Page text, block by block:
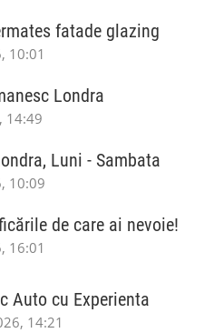
fatade glazing
10:01
Londra
14:49
Luni - Sambata
10:09
de care ai nevoie!
16:01
Auto cu Experienta
14:21